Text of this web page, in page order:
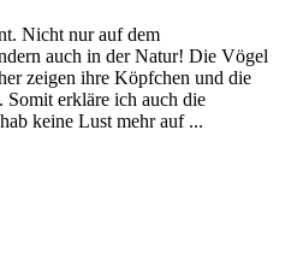
Nicht nur auf dem
auch in der Natur! Die Vögel
zeigen ihre Köpfchen und die
Somit erkläre ich auch die
keine Lust mehr auf ...